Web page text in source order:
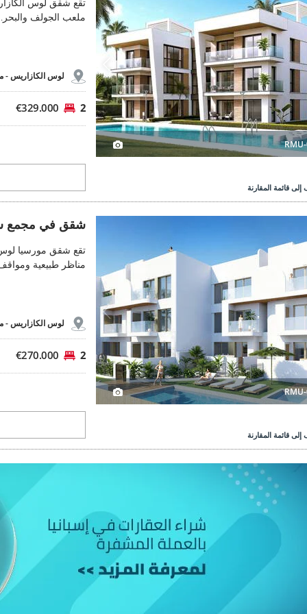
ملعب الجولف
لوس الكازاريس -
2
€329.000
قائمة المقارنة
شقق في مجمع سكني
شقق في مجمع
تقع شقق مورسيا
مناظر طبيعية ومواقف
لوس الكازاريس -
2
€270.000
قائمة المقارنة